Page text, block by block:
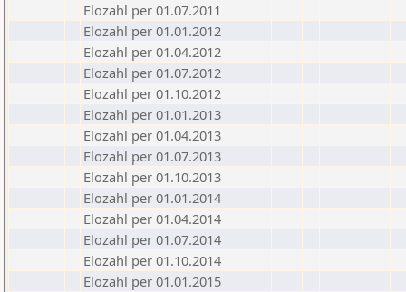
Elozahl per 01.07.2011
Elozahl per 01.01.2012
Elozahl per 01.04.2012
Elozahl per 01.07.2012
Elozahl per 01.10.2012
Elozahl per 01.01.2013
Elozahl per 01.04.2013
Elozahl per 01.07.2013
Elozahl per 01.10.2013
Elozahl per 01.01.2014
Elozahl per 01.04.2014
Elozahl per 01.07.2014
Elozahl per 01.10.2014
Elozahl per 01.01.2015